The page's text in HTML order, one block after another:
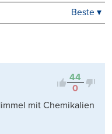
Kontrovers
Beste ▾
44
0
mit Chemikalien